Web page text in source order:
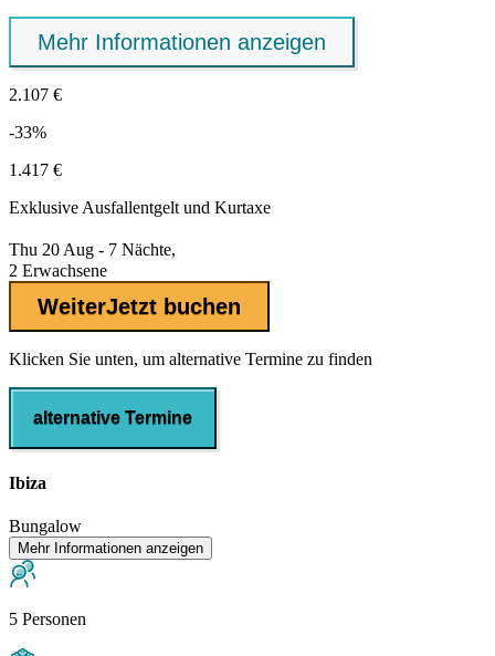
Mehr Informationen anzeigen
2.107 €
-33%
1.417 €
Exklusive Ausfallentgelt und Kurtaxe
Thu 20 Aug - 7 Nächte,
2 Erwachsene
WeiterJetzt buchen
Klicken Sie unten, um alternative Termine zu finden
alternative Termine
Ibiza
Bungalow
Mehr Informationen anzeigen
5 Personen